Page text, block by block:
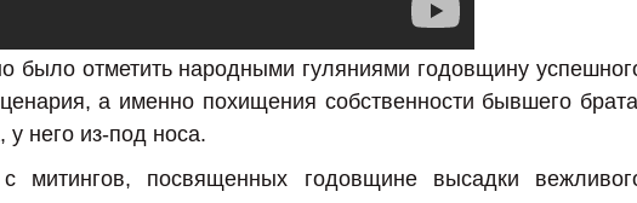
было отметить народными гуляниями годовщину
а именно похищения собственности бывшего
у него из-под носа.
митингов, посвященных годовщине высадки